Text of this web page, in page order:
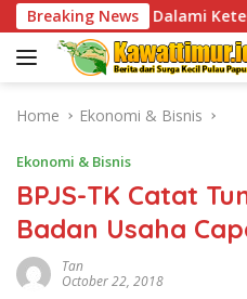
Skip
to
content
Breaking News
Keterlibatan EG dan PN
Home Ekonomi & Bisnis
Ekonomi & Bisnis
BPJS-TK Catat
Badan Usaha
Tan
October 22, 2018